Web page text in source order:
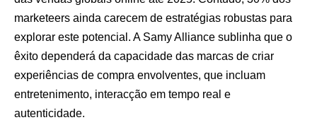
marketeers ainda carecem de estratégias robustas para
explorar este potencial. A Samy Alliance sublinha que o
êxito dependerá da capacidade das marcas de criar
experiências de compra envolventes, que incluam
entretenimento, interacção em tempo real e
autenticidade.